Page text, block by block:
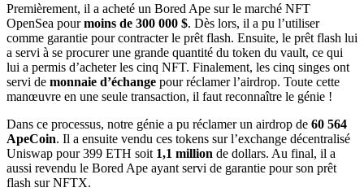
Premièrement, il a acheté un Bored Ape sur le marché NFT
OpenSea pourmoins de 300 000 $. Dès lors, il a pu l’utiliser
comme garantie pour contracter le prêt flash. Ensuite, le prêt flash lui
a servi à se procurer une grande quantité du token du vault, ce qui
lui a permis d’acheter les cinq NFT. Finalement, les cinq singes ont
servi de monnaie d’échange pour réclamer l’airdrop. Toute cette
manœuvre en une seule transaction, il faut reconnaître le génie !
Dans ce processus, notre génie a pu réclamer un airdrop de 60 564
ApeCoin. Il a ensuite vendu ces tokens sur l’exchange décentralisé
Uniswap pour 399 ETH soit 1,1 million de dollars. Au final, il a
aussi revendu le Bored Ape ayant servi de garantie pour son prêt
flash sur NFTX.